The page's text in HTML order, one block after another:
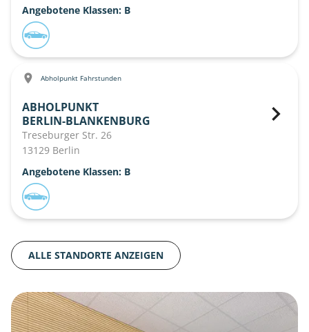
Angebotene Klassen: B
Abholpunkt Fahrstunden
ABHOLPUNKT
BERLIN-BLANKENBURG
Treseburger Str. 26
13129 Berlin
Angebotene Klassen: B
ALLE STANDORTE ANZEIGEN